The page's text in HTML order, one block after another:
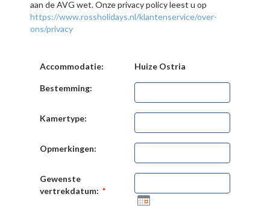
aan de AVG wet. Onze privacy policy leest u op
https://www.rossholidays.nl/klantenservice/over-
ons/privacy
Accommodatie: Huize Ostria
Bestemming:
Kamertype:
Opmerkingen:
Gewenste
vertrekdatum: *